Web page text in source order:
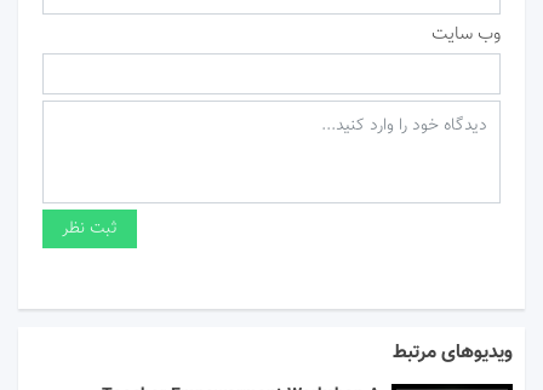
وب سایت
ویدیوهای مرتبط